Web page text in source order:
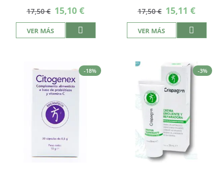
17,50 € Precio
especial
15,10 €
VER MÁS
17,50 € Precio
especial
15,11 €
VER MÁS
-18% -3%